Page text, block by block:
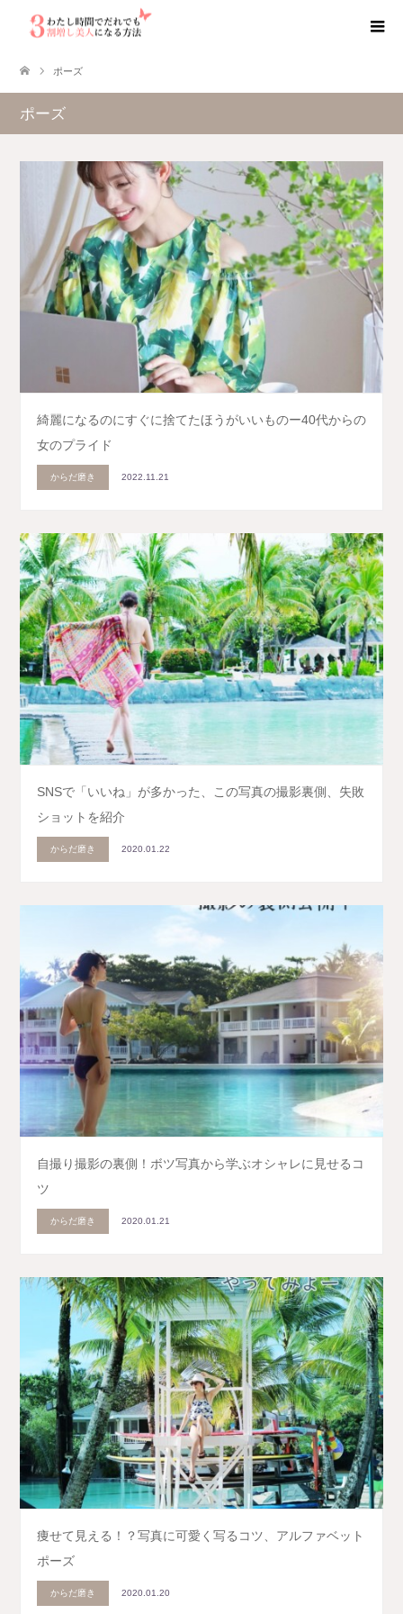
ポーズ
ポーズ
綺麗になるのにすぐに捨てたほうがいいものー40代からの
女のプライド
からだ磨き 2022.11.21
SNSで「いいね」が多かった、この写真の撮影裏側、失敗
ショットを紹介
からだ磨き 2020.01.22
自撮り撮影の裏側！ボツ写真から学ぶオシャレに見せるコ
ツ
からだ磨き 2020.01.21
痩せて見える！？写真に可愛く写るコツ、アルファベット
ポーズ
からだ磨き 2020.01.20